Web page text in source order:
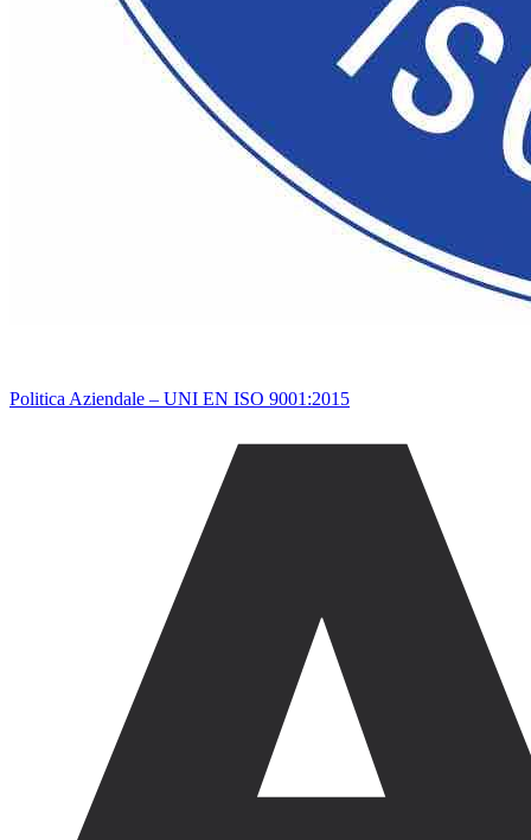
Politica Aziendale – UNI EN ISO 9001:2015